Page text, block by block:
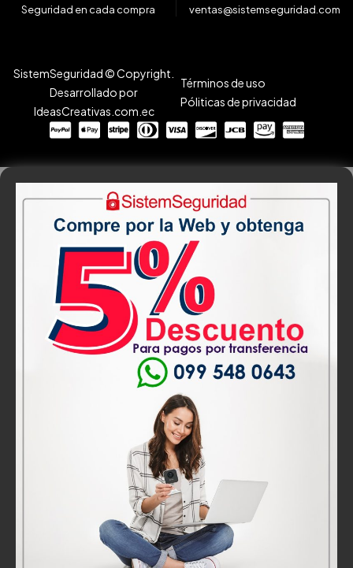
Seguridad en cada compra ventas@sistemseguridad.com
SistemSeguridad © Copyright.
Desarrollado por
IdeasCreativas.com.ec
Términos de uso
Póliticas de privacidad